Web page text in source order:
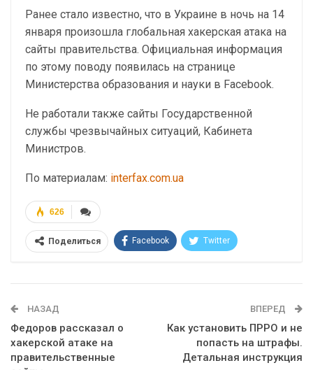
Ранее стало известно, что в Украине в ночь на 14
января произошла глобальная хакерская атака на
сайты правительства. Официальная информация
по этому поводу появилась на странице
Министерства образования и науки в Facebook.
Не работали также сайты Государственной
службы чрезвычайных ситуаций, Кабинета
Министров.
По материалам: interfax.com.ua
626
Поделиться Facebook Twitter
НАЗАД
Федоров рассказал о
хакерской атаке на
правительственные
ВПЕРЕД
Как установить ПРРО и не
попасть на штрафы.
Детальная инструкция